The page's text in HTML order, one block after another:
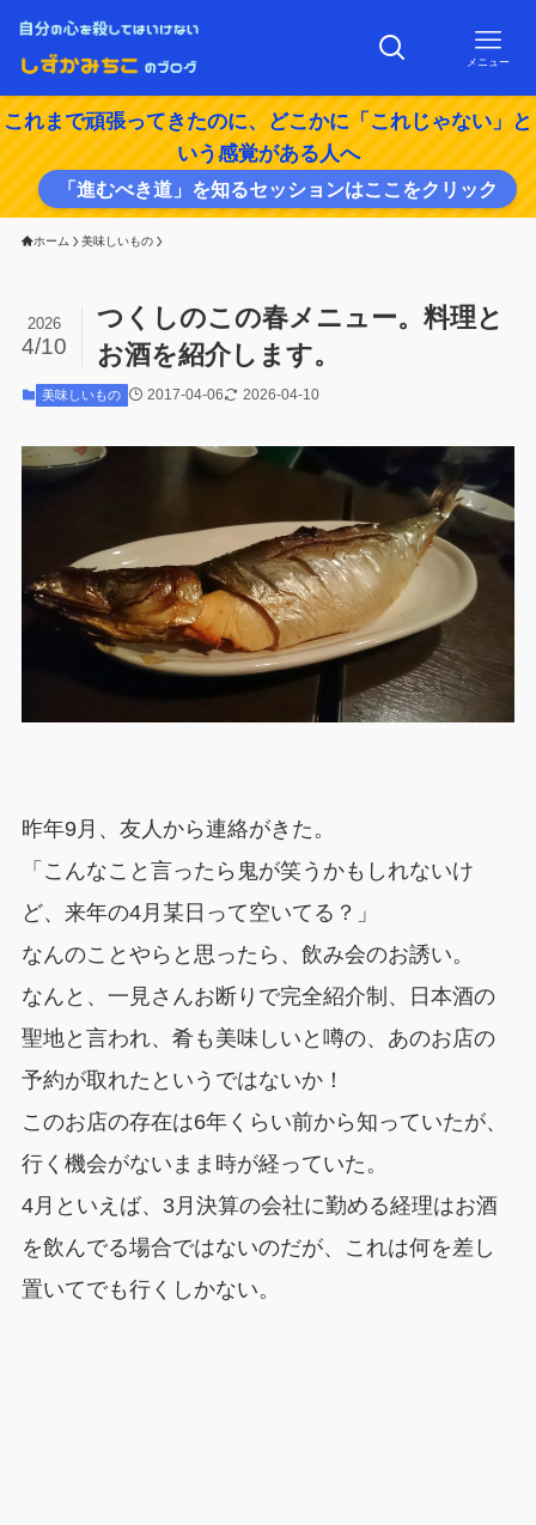
メニュー
これまで頑張ってきたのに、どこかに「これじゃない」と
いう感覚がある人へ
「進むべき道」を知るセッションはここをクリック
ホーム 美味しいもの
つくしのこの春メニュー。料理と
お酒を紹介します。
2026
4/10
美味しいもの 2017-04-06 2026-04-10
昨年9月、友人から連絡がきた。
「こんなこと言ったら鬼が笑うかもしれないけ
ど、来年の4月某日って空いてる？」
なんのことやらと思ったら、飲み会のお誘い。
なんと、一見さんお断りで完全紹介制、日本酒の
聖地と言われ、肴も美味しいと噂の、あのお店の
予約が取れたというではないか！
このお店の存在は6年くらい前から知っていたが、
行く機会がないまま時が経っていた。
4月といえば、3月決算の会社に勤める経理はお酒
を飲んでる場合ではないのだが、これは何を差し
置いてでも行くしかない。